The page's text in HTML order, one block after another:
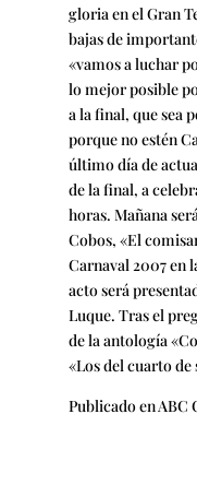
gloria en el Gran
bajas de
«vamos a luchar
lo mejor posible
a la final, que sea
porque no estén
último día de
de la final, a
horas. Mañana
Cobos, «El
Carnaval 2007 en
acto será
Luque. Tras el
de la antología
«Los del cuarto de
Publicado en ABC